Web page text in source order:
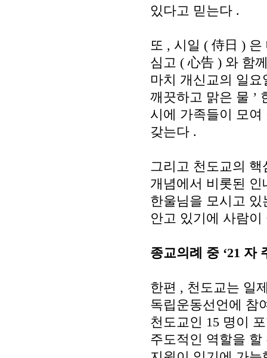
있다고 믿는다 .
또 , 시일 ( 侍日 ) 은
심고 ( 心告 ) 와 함
마치 개신교의 일
깨끗하고 맑은 물 ’
시에 가족들이 모
갖는다 .
그리고 천도교의 핵
개념에서 비롯된 인
한울님을 모시고
안고 있기에 사람이
종교의례 중 ‘21 자
한편 , 천도교는 일
독립운동선언에 참
천도교인 15 명이
주도적인 역할을